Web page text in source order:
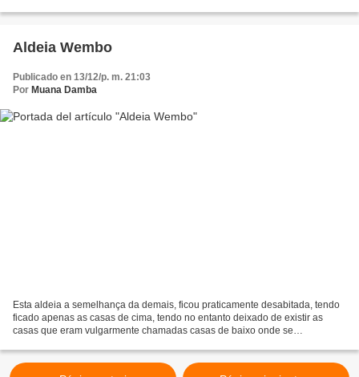
Aldeia Wembo
Publicado en 13/12/p. m. 21:03
Por Muana Damba
Esta aldeia a semelhança da demais, ficou praticamente desabitada, tendo
ficado apenas as casas de cima, tendo no entanto deixado de existir as
casas que eram vulgarmente chamadas casas de baixo onde se